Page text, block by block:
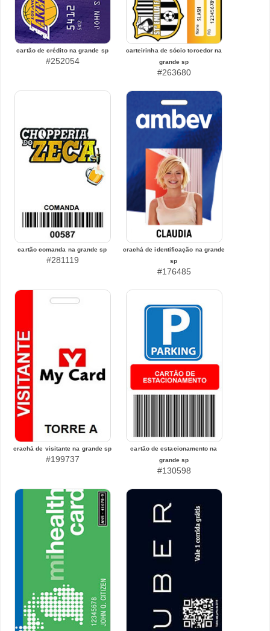
cartão de crédito na grande sp
#252054
carteirinha de sócio torcedor na
grande sp
#263680
cartão comanda na grande sp
#281119
crachá de identificação na grande
sp
#176485
crachá de visitante na grande sp
#199737
cartão de estacionamento na
grande sp
#130598